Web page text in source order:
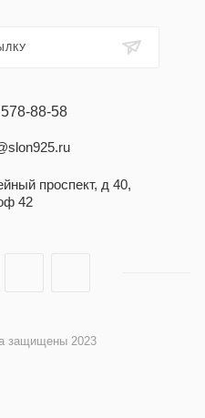
88-58
проспект, д 40,
42
защищены 2023